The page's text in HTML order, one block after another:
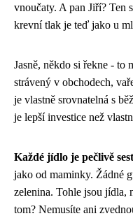
vnoučaty. A pan Jiří? Ten
krevní tlak je teď jako u
Jasně, někdo si řekne - to
strávený v obchodech,
je vlastně srovnatelná s
je lepší investice než
Každé jídlo je pečlivě
jako od maminky. Žádné
zelenina. Tohle jsou jídla,
tom? Nemusíte ani